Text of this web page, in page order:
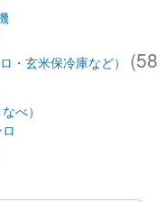
湿器、空気清浄機など）